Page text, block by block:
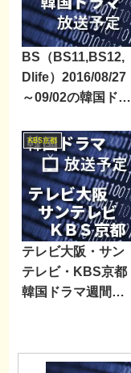
BS（BS11,BS12,
Dlife）2016/08/27
～09/02の韓国ドラ
KBS京都
テレビ大阪・サン
テレビ・KBS京都
韓国ドラマ週間番